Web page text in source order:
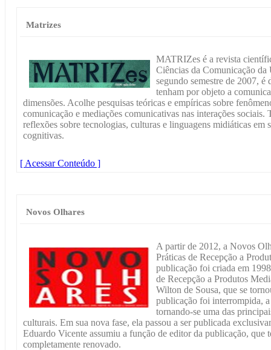
Matrizes
MATRIZes é a revista
Ciências da Comunicação
segundo semestre de 2007, é
tenham por objeto a
dimensões. Acolhe pesquisas teóricas e empíricas sobre
comunicação e mediações comunicativas nas interações sociais.
reflexões sobre tecnologias, culturas e linguagens midiáticas em
cognitivas.
[ Acessar Conteúdo ]
Novos Olhares
A partir de 2012, a Novos
Práticas de Recepção a
publicação foi criada em
de Recepção a Produtos
Wilton de Sousa, que se
publicação foi interrompida,
tornando-se uma das
culturais. Em sua nova fase, ela passou a ser publicada
Eduardo Vicente assumiu a função de editor da publicação, que
completamente renovado.